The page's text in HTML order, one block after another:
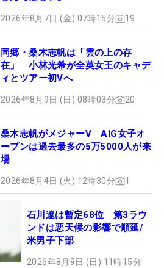
2026年8月7日 (金) 07時15分 19
同郷・桑木志帆は「雲の上の存
在」 小林光希が全英女王のキャデ
ィとツアー初Vへ
2026年8月9日 (日) 08時03分 20
桑木志帆がメジャーV AIG女子オ
ープンは過去最多の5万5000人が来
場
2026年8月4日 (火) 12時30分 1
石川遼は暫定68位 第3ラウ
ンドは悪天候の影響で順延/
米男子下部
2026年8月9日 (日) 11時15分